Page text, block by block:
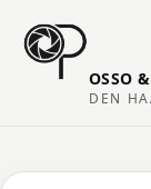
OSSO
DEN